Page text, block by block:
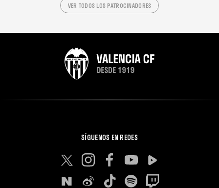
VER TODOS LOS PATROCINADORES
SÍGUENOS EN REDES